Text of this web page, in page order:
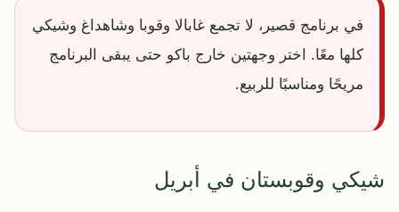
في برنامج قصير، لا تجمع غابالا وقوبا وشاهداغ وشيكي
كلها معًا. اختر وجهتين خارج باكو حتى يبقى البرنامج
مريحًا ومناسبًا للربيع.
شيكي وقوبستان في أبريل